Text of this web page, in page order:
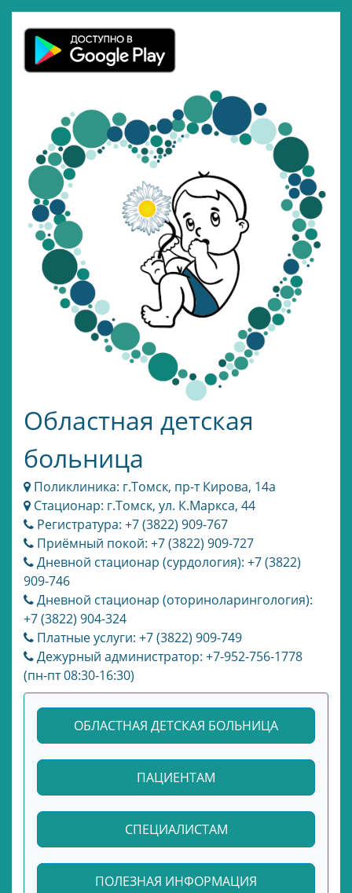
Областная детская
больница
Поликлиника: г.Томск, пр-т Кирова, 14а
Стационар: г.Томск, ул. К.Маркса, 44
Регистратура: +7 (3822) 909-767
Приёмный покой: +7 (3822) 909-727
Дневной стационар (сурдология): +7 (3822)
909-746
Дневной стационар (оториноларингология):
+7 (3822) 904-324
Платные услуги: +7 (3822) 909-749
Дежурный администратор: +7-952-756-1778
(пн-пт 08:30-16:30)
ОБЛАСТНАЯ ДЕТСКАЯ БОЛЬНИЦА
ПАЦИЕНТАМ
СПЕЦИАЛИСТАМ
ПОЛЕЗНАЯ ИНФОРМАЦИЯ